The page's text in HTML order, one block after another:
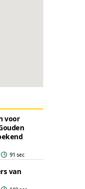
voor
91 sec
van